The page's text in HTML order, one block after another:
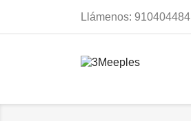
Llámenos: 910404484